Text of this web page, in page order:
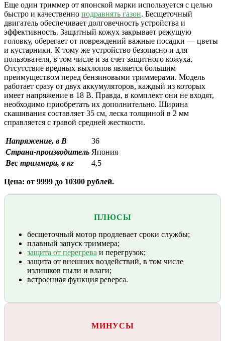
Еще один триммер от японской марки используется с целью
быстро и качественно подравнять газон. Бесщеточный
двигатель обеспечивает долговечность устройства и
эффективность. Защитный кожух закрывает режущую
головку, оберегает от повреждений важные посадки — цветы
и кустарники. К тому же устройство безопасно и для
пользователя, в том числе и за счет защитного кожуха.
Отсутствие вредных выхлопов является большим
преимуществом перед бензиновыми триммерами. Модель
работает сразу от двух аккумуляторов, каждый из которых
имеет напряжение в 18 В. Правда, в комплект они не входят,
необходимо приобретать их дополнительно. Ширина
скашивания составляет 35 см, леска толщиной в 2 мм
справляется с травой средней жесткости.
Напряжение, в В
36
Страна-производитель Япония
Вес триммера, в кг
4,5
Цена: от 9999 до 10300 рублей.
ПЛЮСЫ
бесщеточный мотор продлевает сроки службы;
плавный запуск триммера;
защита от перегрева и перегрузок;
защита от внешних воздействий, в том числе
излишков пыли и влаги;
встроенная функция реверса.
МИНУСЫ